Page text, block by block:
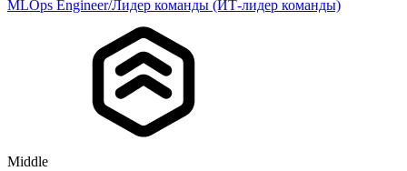
MLOps Engineer/Лидер команды (ИТ-лидер команды)
Middle